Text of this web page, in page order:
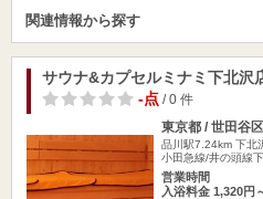
関連情報から探す
サウナ&カプセルミナミ下北沢
-点/ 0 件
東京都 / 世田谷区
品川駅7.24km 下北
小田急線/井の頭線
営業時間
入浴料金 1,320円